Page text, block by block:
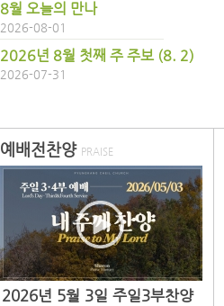
8월 오늘의 만나
2026-08-01
2026년 8월 첫째 주 주보 (8. 2)
2026-07-31
예배전찬양 PRAISE
2026년 5월 3일 주일3부찬양